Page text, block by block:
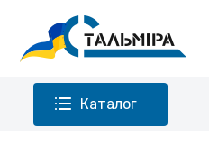
Каталог